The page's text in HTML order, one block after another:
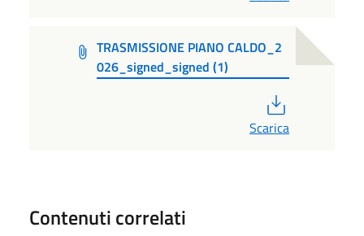
TRASMISSIONE PIANO CALDO_2
026_signed_signed (1)
Scarica
Contenuti correlati